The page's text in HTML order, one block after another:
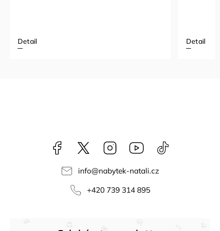
Detail Detail
Facebook NataliNabytek
Instagram YouTube
info@nabytek-natali.cz
+420 739 314 895